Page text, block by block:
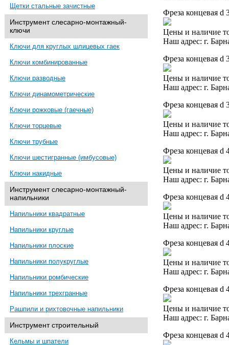
Щетки стальные зачистные
Инструмент слесарно-монтажный-
ключи
Ключи для круглых шлицевых гаек
Ключи комбинированные
Ключи разводные
Ключи динамометрические
Ключи рожковые (гаечные)
Ключи торцевые
Ключи трубные
Ключи шестигранные (имбусовые)
Ключи накидные
Инструмент слесарно-монтажный-
напильники
Напильники квадратные
Напильники круглые
Напильники плоские
Напильники полукруглые
Напильники ромбические
Напильники трехгранные
Рашпили и рихтовочные напильники
Инструмент строительный
Кельмы и шпатели
Фреза концевая
Цены и наличие
Наш адрес: г.
Фреза концевая
Цены и наличие
Наш адрес: г.
Фреза концевая
Цены и наличие
Наш адрес: г.
Фреза концевая
Цены и наличие
Наш адрес: г.
Фреза концевая
Цены и наличие
Наш адрес: г.
Фреза концевая
Цены и наличие
Наш адрес: г.
Фреза концевая
Цены и наличие
Наш адрес: г.
Фреза концевая